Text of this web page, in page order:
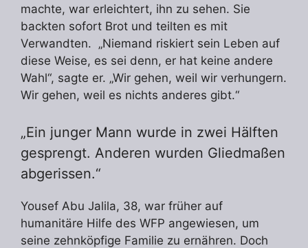
machte, war erleichtert, ihn zu sehen. Sie
backten sofort Brot und teilten es mit
Verwandten. „Niemand riskiert sein Leben auf
diese Weise, es sei denn, er hat keine andere
Wahl“, sagte er. „Wir gehen, weil wir verhungern.
Wir gehen, weil es nichts anderes gibt.“
„Ein junger Mann wurde in zwei Hälften
gesprengt. Anderen wurden Gliedmaßen
abgerissen.“
Yousef Abu Jalila, 38, war früher auf
humanitäre Hilfe des WFP angewiesen, um
seine zehnköpfige Familie zu ernähren. Doch